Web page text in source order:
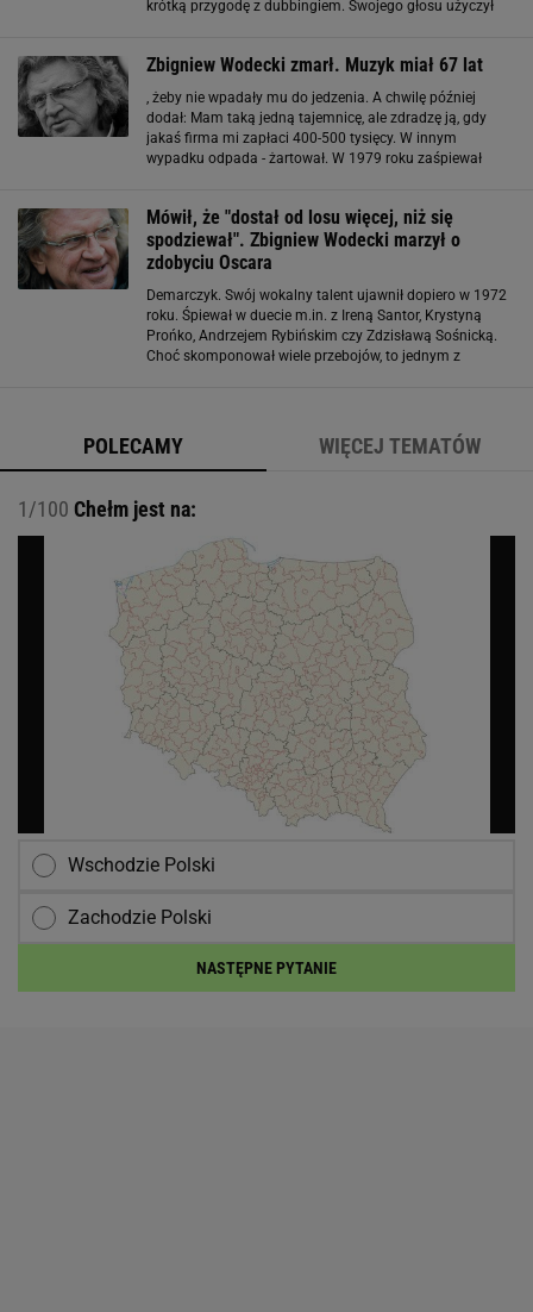
krótką przygodę z dubbingiem. Swojego głosu użyczył
Maja
Zbigniew Wodecki zmarł. Muzyk miał 67 lat
, żeby nie wpadały mu do jedzenia. A chwilę później
dodał: Mam taką jedną tajemnicę, ale zdradzę ją, gdy
jakaś firma mi zapłaci 400-500 tysięcy. W innym
wypadku odpada - żartował. W 1979 roku zaśpiewał
Wodeckiego
Mówił, że "dostał od losu więcej, niż się
spodziewał". Zbigniew Wodecki marzył o
zdobyciu Oscara
Demarczyk. Swój wokalny talent ujawnił dopiero w 1972
roku. Śpiewał w duecie m.in. z Ireną Santor, Krystyną
Prońko, Andrzejem Rybińskim czy Zdzisławą Sośnicką.
Choć skomponował wiele przebojów, to jednym z
POLECAMY WIĘCEJ TEMATÓW
1/100 Chełm jest na:
Wschodzie Polski
Zachodzie Polski
NASTĘPNE PYTANIE